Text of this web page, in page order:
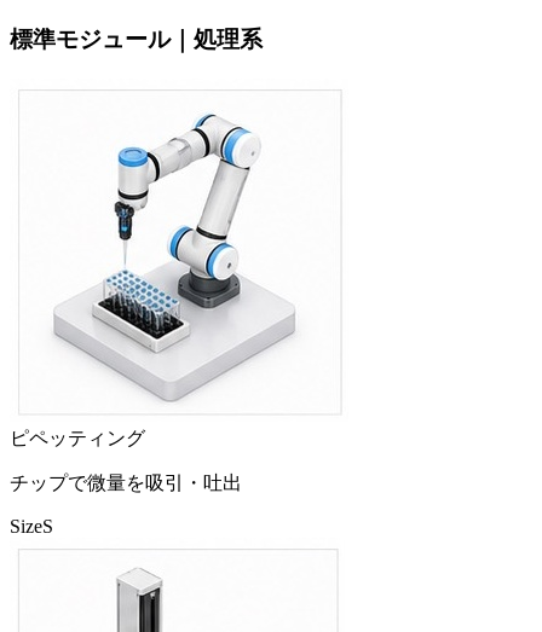
標準モジュール｜ 処理系
ピペッティング
チップで微量を吸引・吐出
SizeS